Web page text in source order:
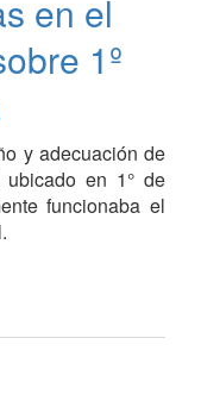
en el
1º
y adecuación de
en 1° de
funcionaba el